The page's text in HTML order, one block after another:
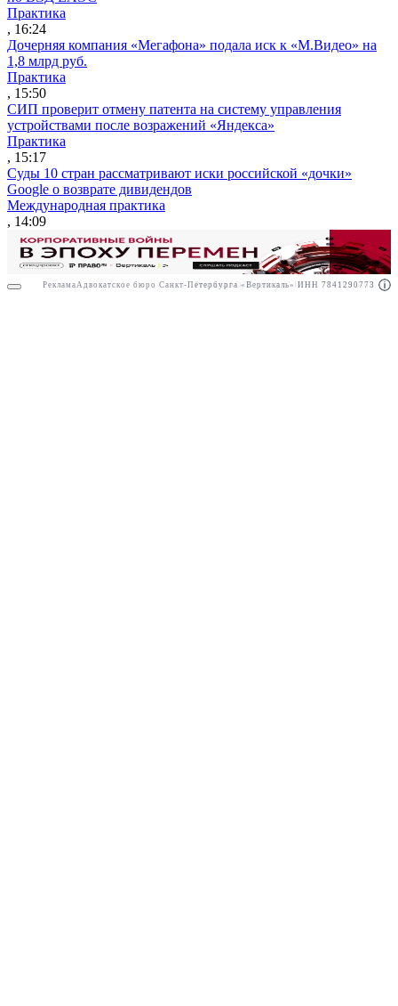
Реклама АО"Право.ру" ИНН: 7708095468
Практика
, 16:24
Дочерняя компания «Мегафона» подала иск к «М.Видео» на
1,8 млрд руб.
Практика
, 15:50
СИП проверит отмену патента на систему управления
устройствами после возражений «Яндекса»
Практика
, 15:17
Суды 10 стран рассматривают иски российской «дочки»
Google о возврате дивидендов
Международная практика
, 14:09
Реклама Адвокатское бюро Санкт-Петербурга «Вертикаль» ИНН 7841290773